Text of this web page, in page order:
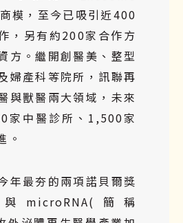
模，至今已吸引近400
，另有約200家合作方
方。繼開創醫美、整型
婦產科等院所，訊聯再
與獸醫兩大領域，未來
家中醫診所、1,500家
。
年最夯的兩項諾貝爾獎
microRNA(簡稱